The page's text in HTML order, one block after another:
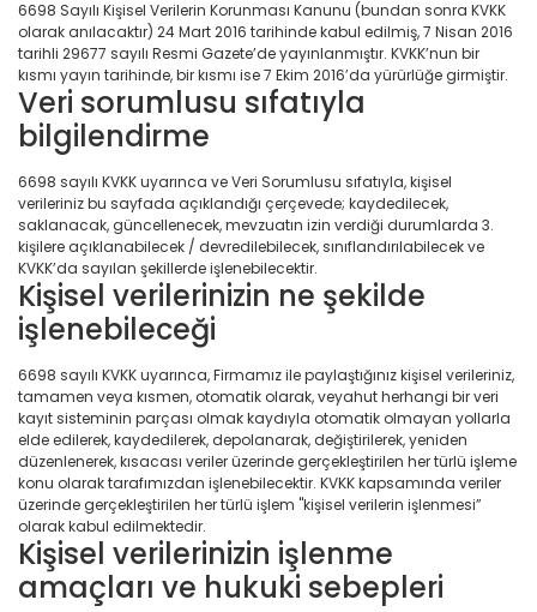
6698 Sayılı Kişisel Verilerin Korunması Kanunu (bundan sonra KVKK
olarak anılacaktır) 24 Mart 2016 tarihinde kabul edilmiş, 7 Nisan 2016
tarihli 29677 sayılı Resmi Gazete’de yayınlanmıştır. KVKK’nun bir
kısmı yayın tarihinde, bir kısmı ise 7 Ekim 2016’da yürürlüğe girmiştir.
Veri sorumlusu sıfatıyla
bilgilendirme
6698 sayılı KVKK uyarınca ve Veri Sorumlusu sıfatıyla, kişisel
verileriniz bu sayfada açıklandığı çerçevede; kaydedilecek,
saklanacak, güncellenecek, mevzuatın izin verdiği durumlarda 3.
kişilere açıklanabilecek / devredilebilecek, sınıflandırılabilecek ve
KVKK’da sayılan şekillerde işlenebilecektir.
Kişisel verilerinizin ne şekilde
işlenebileceği
6698 sayılı KVKK uyarınca, Firmamız ile paylaştığınız kişisel verileriniz,
tamamen veya kısmen, otomatik olarak, veyahut herhangi bir veri
kayıt sisteminin parçası olmak kaydıyla otomatik olmayan yollarla
elde edilerek, kaydedilerek, depolanarak, değiştirilerek, yeniden
düzenlenerek, kısacası veriler üzerinde gerçekleştirilen her türlü işleme
konu olarak tarafımızdan işlenebilecektir. KVKK kapsamında veriler
üzerinde gerçekleştirilen her türlü işlem "kişisel verilerin işlenmesi”
olarak kabul edilmektedir.
Kişisel verilerinizin işlenme
amaçları ve hukuki sebepleri